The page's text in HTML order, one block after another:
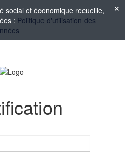
social et économique recueille,
: Politique d'utilisation des